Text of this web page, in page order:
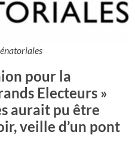
pour la
Electeurs »
aurait pu être
veille d’un pont